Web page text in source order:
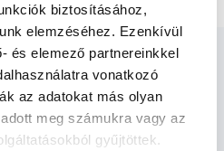
biztosításához,
elemzéséhez. Ezenkívül
és elemező partnereinkkel
vonatkozó
az adatokat más olyan
meg számukra vagy az
gyűjtöttek.